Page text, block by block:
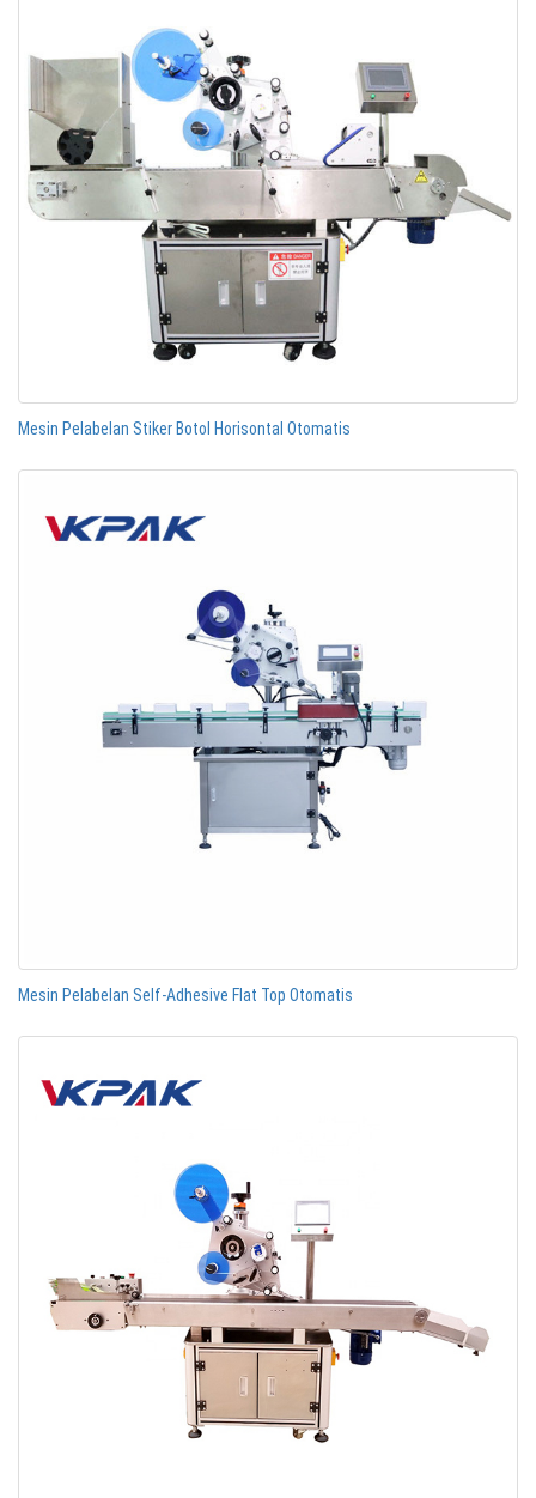
Mesin Pelabelan Stiker Botol Horisontal Otomatis
Mesin Pelabelan Self-Adhesive Flat Top Otomatis